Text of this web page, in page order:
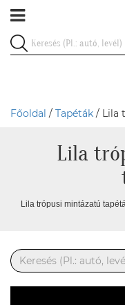
Főoldal / Tapéták / Lila
Lila
Lila trópusi mintázatú